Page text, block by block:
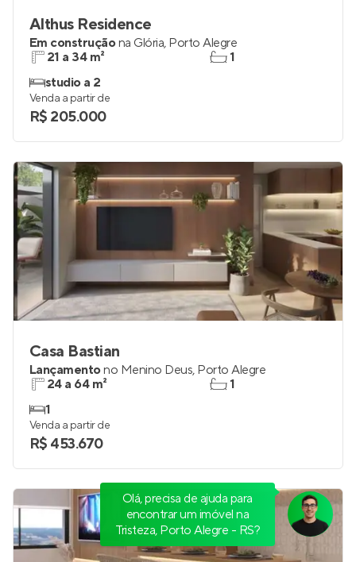
Althus Residence
Em construçãona Glória, Porto Alegre
21 a 34 m²
studio a 2
1
Venda a partir de
R$ 205.000
Casa Bastian
Lançamentono Menino Deus, Porto Alegre
24 a 64 m²
1
1
Venda a partir de
R$ 453.670
Olá, precisa de ajuda para
encontrar um imóvel na
Tristeza, Porto Alegre - RS?